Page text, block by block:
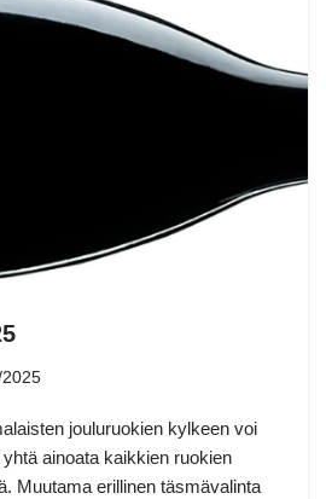
jouluruokien kylkeen voi
ainoata kaikkien ruokien
Muutama erillinen täsmävalinta